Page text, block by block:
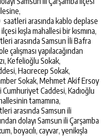
arasında kablo deplase
kışla mahallesi bir kısmına,
arasında Samsun İli Bafra
çalışması yapılacağından
Kefelioğlu Sokak,
Hacırecep Sokak,
Sokak, Mehmet Akif Ersoy
Cumhuriyet Caddesi, Kadıoğlu
tamamına,
arasında Samsun ili
dolayı Samsun ili Çarşamba
boyacılı, cayvar, yenikışla